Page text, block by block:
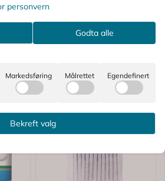
personvern
Godta alle
Markedsføring Målrettet Egendefinert
Bekreft valg